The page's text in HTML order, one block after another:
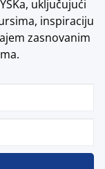
uključujući
inspiraciju
zasnovanim